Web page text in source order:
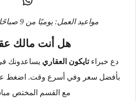
مواعيد العمل: يوميًا من 9 صباحًا حتى 9 مساءً.
هل أنت مالك
دع خبراءتايكون العقاري يساعدونك
بأفضل سعر وفي أسرع وقت. اضغط على
مع القسم المختص